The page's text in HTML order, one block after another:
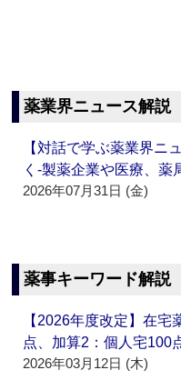
薬業界ニュース解説
【対話で学ぶ薬業界ニ
く‐製薬企業や医療、
2026年07月31日 (金)
薬事キーワード解説
【2026年度改定】在
点、加算2：個人宅100
2026年03月12日 (木)